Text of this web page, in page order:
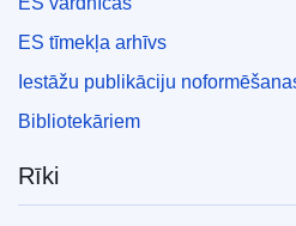
ES tīmekļa arhīvs
Iestāžu publikāciju
Bibliotekāriem
Rīki